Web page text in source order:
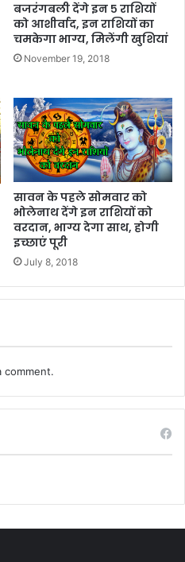
बजरंगबली देंगे इन ५ राशियों
को आशीर्वाद, इन राशियों का
चमकेगा भाग्य, मिलेंगी खुशियां
November 19, 2018
सावन के पहले सोमवार को
भोलेनाथ देंगे इन राशियों को
वरदान, भाग्य देगा साथ, होगी
इच्छाएं पूरी
July 8, 2018
comment.